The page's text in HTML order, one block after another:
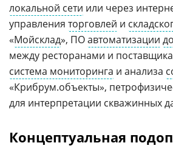
локальной сети или через
управления торговлей и
«Мойсклад», ПОавтоматизации
между ресторанами и
система мониторинга и анализа
«Крибрум.объекты»,
для интерпретации скважинных
Концептуальная